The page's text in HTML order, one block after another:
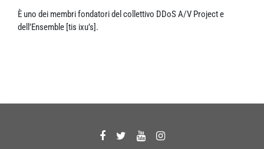
È uno dei membri fondatori del collettivo DDoS A/V Project e
dell’Ensemble [tis ixu’s].